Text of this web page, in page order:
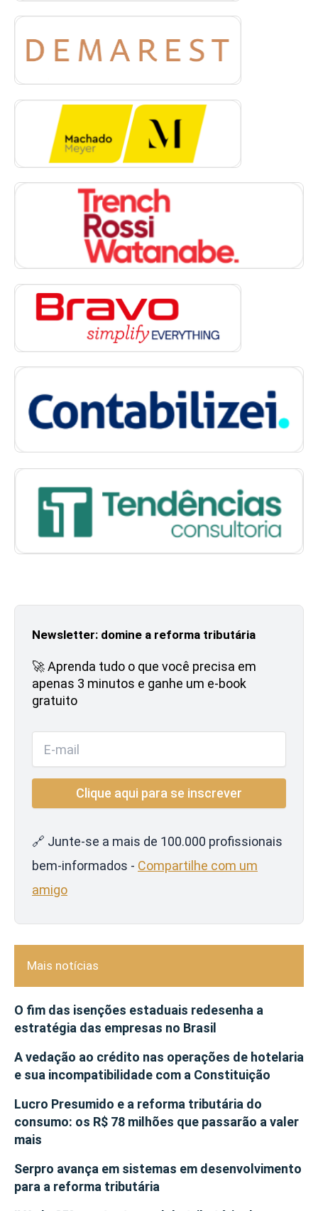
Newsletter: domine a reforma tributária
🚀 Aprenda tudo o que você precisa em
apenas 3 minutos e ganhe um e-book
gratuito
🔗 Junte-se a mais de 100.000 profissionais
bem-informados - Compartilhe com um
amigo
Mais notícias
O fim das isenções estaduais redesenha a
estratégia das empresas no Brasil
A vedação ao crédito nas operações de hotelaria
e sua incompatibilidade com a Constituição
Lucro Presumido e a reforma tributária do
consumo: os R$ 78 milhões que passarão a valer
mais
Serpro avança em sistemas em desenvolvimento
para a reforma tributária